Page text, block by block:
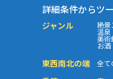
詳細条件からツ
ジャンル 絶景
温泉
美術
お酒
東西南北の端 全て